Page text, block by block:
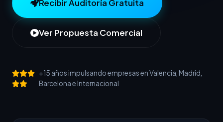
Recibir Auditoría Gratuita
Ver Propuesta Comercial
+15 años impulsando empresas en Valencia, Madrid,
Barcelona e Internacional